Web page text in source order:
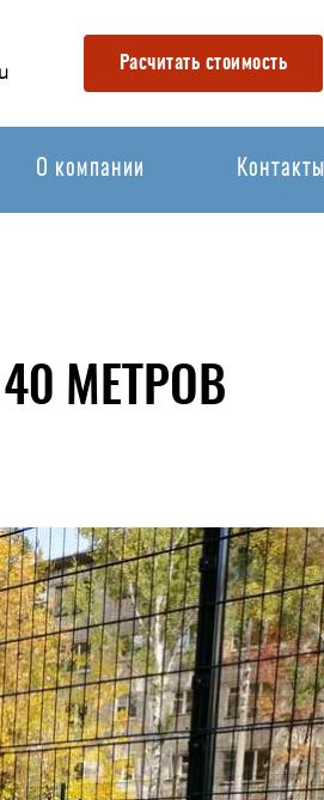
Расчитать стоимость
О компании Контакты
МЕТРОВ